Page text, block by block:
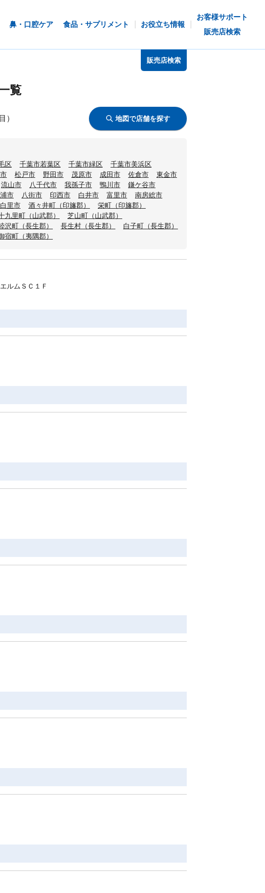
鼻・口腔ケア 食品・サプリメント お役立ち情報
お客様サポート
販売店検索
販売店検索
覧
） 地図で店舗を探す
区 千葉市若葉区 千葉市緑区
千葉市美浜区
松戸市 野田市 茂原市 成田市 佐倉市
東金市
流山市 八千代市 我孫子市 鴨川市
鎌ケ谷市
市 八街市 印西市 白井市 富里市
南房総市
里市 酒々井町（印旛郡）
栄町（印旛郡）
九里町（山武郡）
芝山町（山武郡）
沢町（長生郡） 長生村（長生郡）
白子町（長生郡）
宿町（夷隅郡）
ルムＳＣ１Ｆ